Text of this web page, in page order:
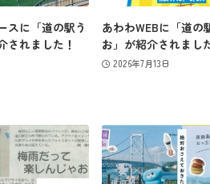
スに「道の駅う
されました！
あわわWEBに「道の
お」が紹介されまし
2026年7月13日